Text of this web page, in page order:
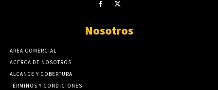
Nosotros
AREA COMERCIAL
ACERCA DE NOSOTROS
ALCANCE Y COBERTURA
TÉRMINOS Y CONDICIONES